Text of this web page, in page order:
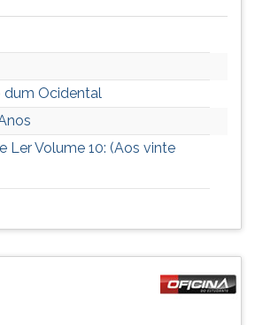
dum Ocidental
Ler Volume 10: (Aos vinte